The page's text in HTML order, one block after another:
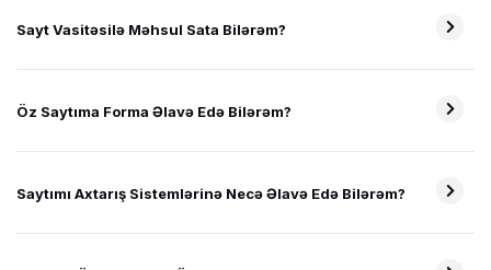
Sayt Vasitəsilə Məhsul Sata Bilərəm?
Öz Saytıma Forma Əlavə Edə Bilərəm?
Saytımı Axtarış Sistemlərinə Necə Əlavə Edə Bilərəm?